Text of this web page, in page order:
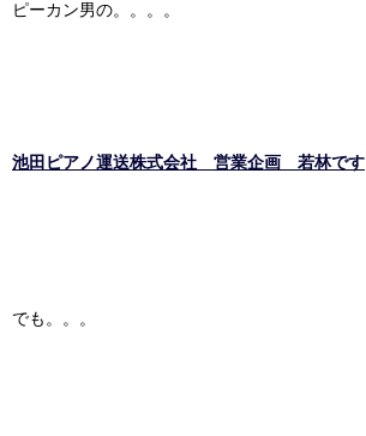
ピーカン男の。。。。
池田ピアノ運送株式会社 営業企画 若林です
でも。。。